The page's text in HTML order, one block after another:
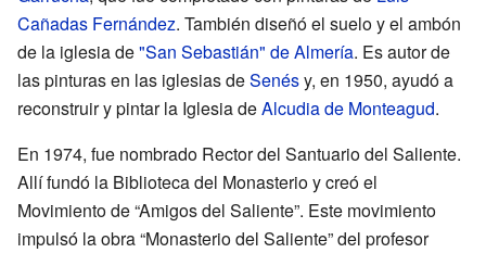
Cañadas Fernández. También diseñó el suelo y el ambón
de la iglesia de"San Sebastián" de Almería. Es autor de
las pinturas en las iglesias deSenésy, en 1950, ayudó a
reconstruir y pintar la Iglesia deAlcudia de Monteagud.
En 1974, fue nombrado Rector del Santuario del Saliente.
Allí fundó la Biblioteca del Monasterio y creó el
Movimiento de “Amigos del Saliente”. Este movimiento
impulsó la obra “Monasterio del Saliente” del profesor